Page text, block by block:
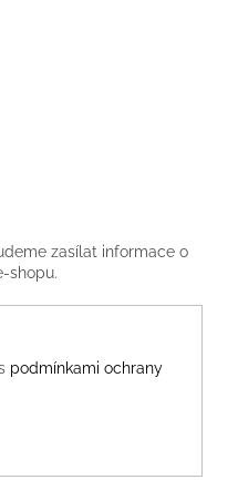
zasílat informace o
shopu.
podmínkami ochrany